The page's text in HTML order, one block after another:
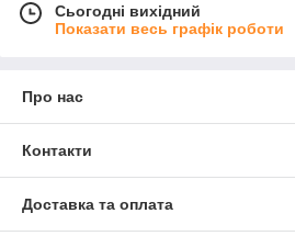
Сьогодні вихідний
Показати весь графік роботи
Про нас
Контакти
Доставка та оплата